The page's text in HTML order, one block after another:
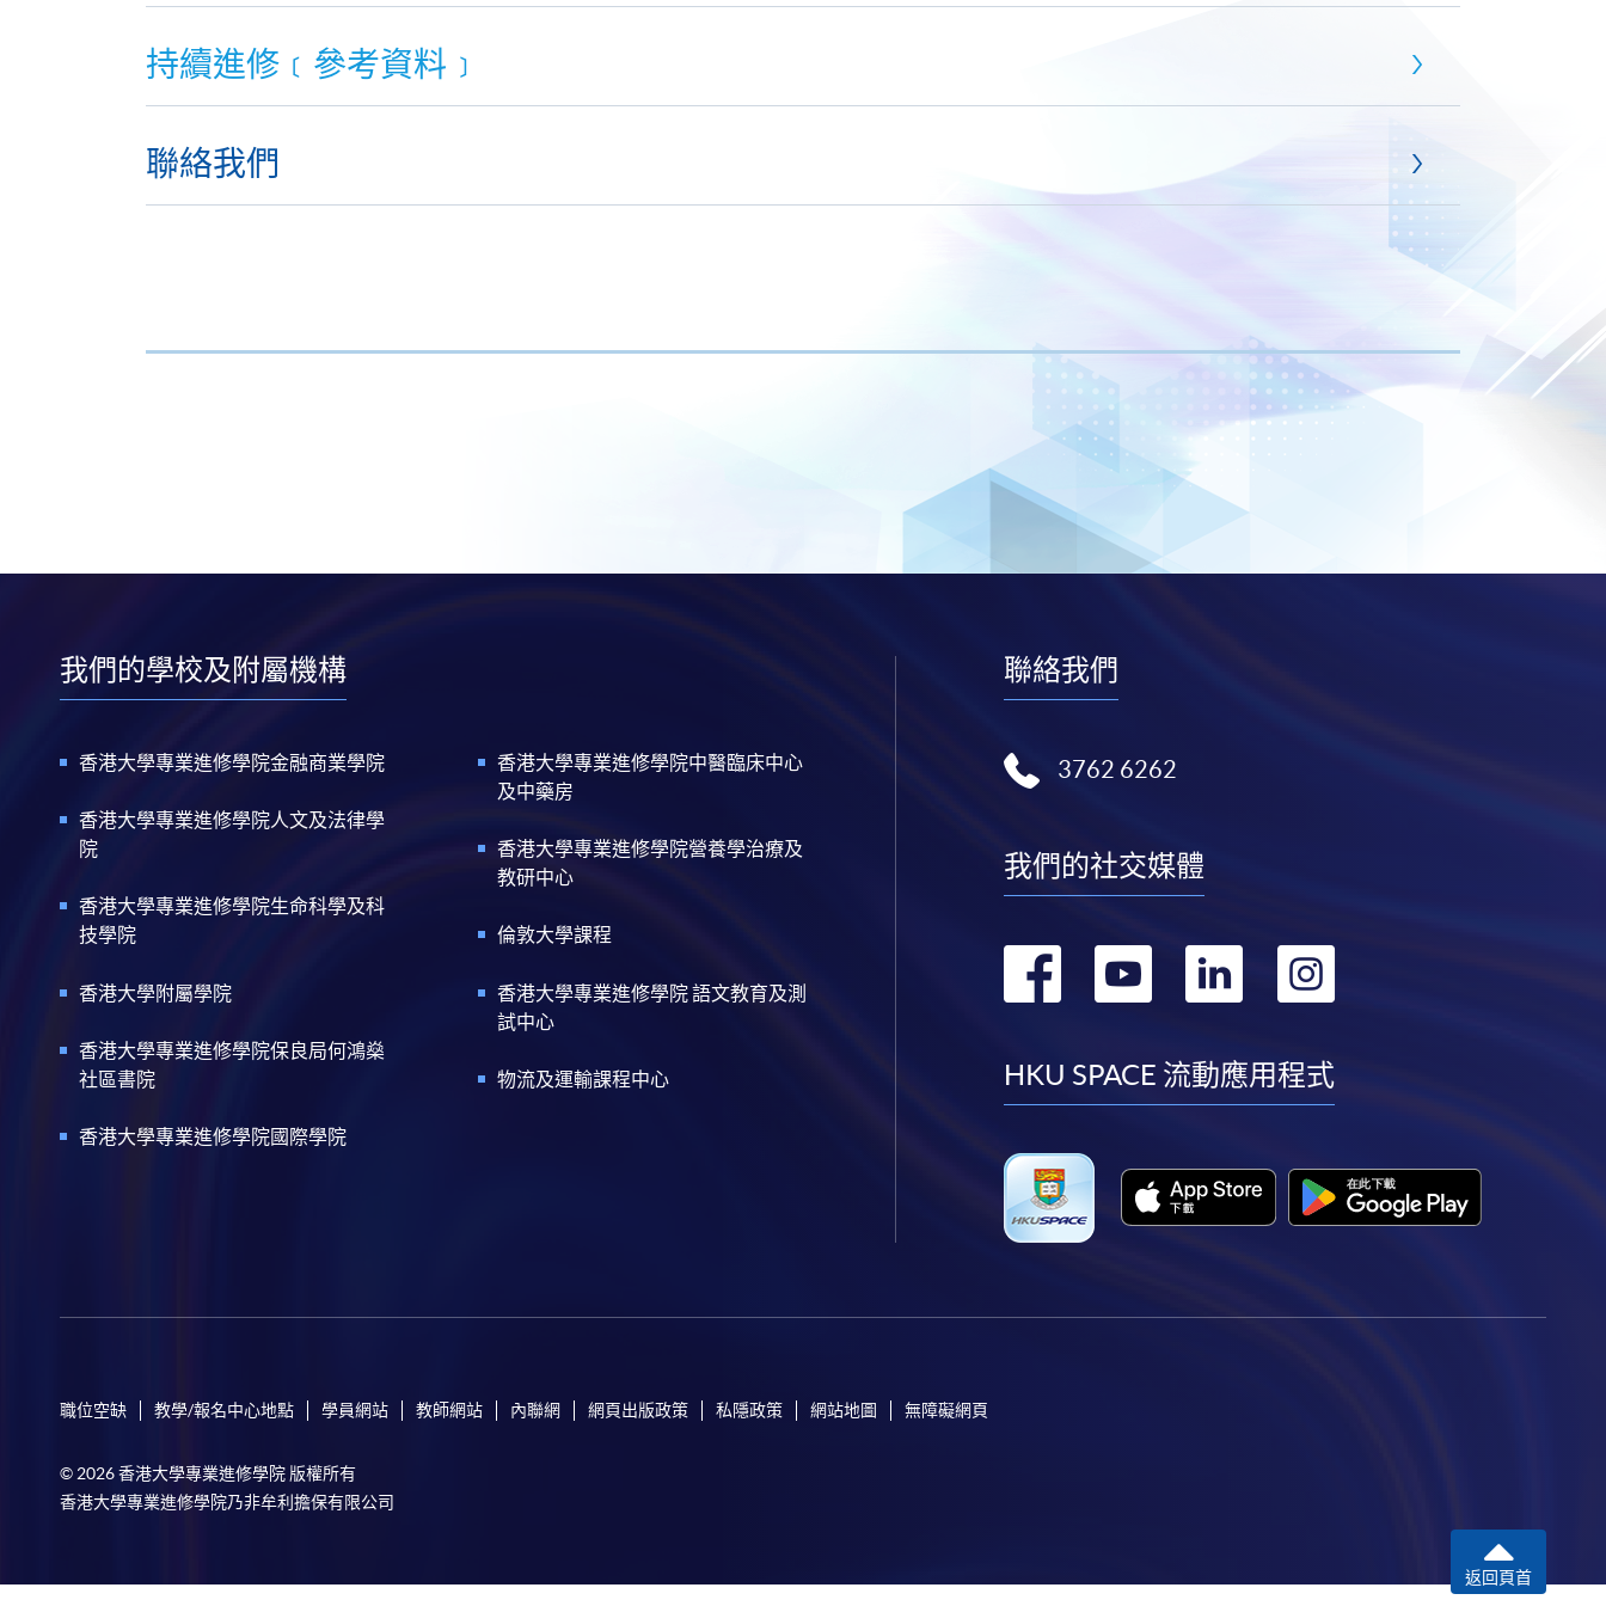
持續進修﹝參考資料﹞
聯絡我們
我們的學校及附屬機構
香港大學專業進修學院金融商業學院
香港大學專業進修學院人文及法律學
院
香港大學專業進修學院生命科學及科
技學院
香港大學附屬學院
香港大學專業進修學院保良局何鴻燊
社區書院
香港大學專業進修學院國際學院
香港大學專業進修學院中醫臨床中心
及中藥房
香港大學專業進修學院營養學治療及
教研中心
倫敦大學課程
香港大學專業進修學院 語文教育及測
試中心
物流及運輸課程中心
聯絡我們
3762 6262
我們的社交媒體
轉
facebook
轉
youtube
轉
linkedin
轉
instagram
HKU SPACE 流動應用程式
職位空缺 教學/報名中心地點 學員網站 教師網站 內聯網 網頁出版政策 私隱政策 網站地圖 無障礙網頁
© 2026 香港大學專業進修學院 版權所有
香港大學專業進修學院乃非牟利擔保有限公司
返回頁首